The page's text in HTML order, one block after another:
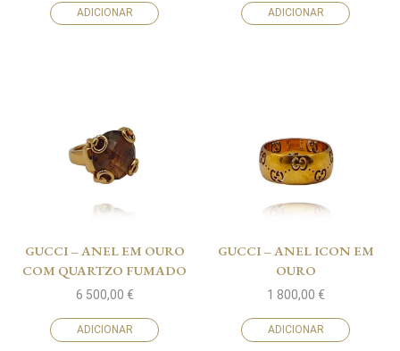
ADICIONAR ADICIONAR
GUCCI – ANEL EM OURO
COM QUARTZO FUMADO
6 500,00 €
ADICIONAR
GUCCI – ANEL ICON EM
OURO
1 800,00 €
ADICIONAR